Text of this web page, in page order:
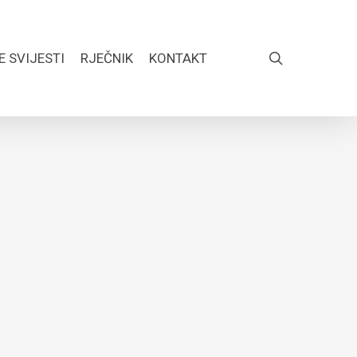
SVIJESTI RJEČNIK KONTAKT FACEBOOK